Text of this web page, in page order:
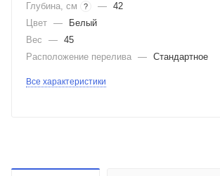
Глубина, см
? — 42
Цвет —
Белый
Вес
— 45
Расположение перелива — Стандартное
Все характеристики